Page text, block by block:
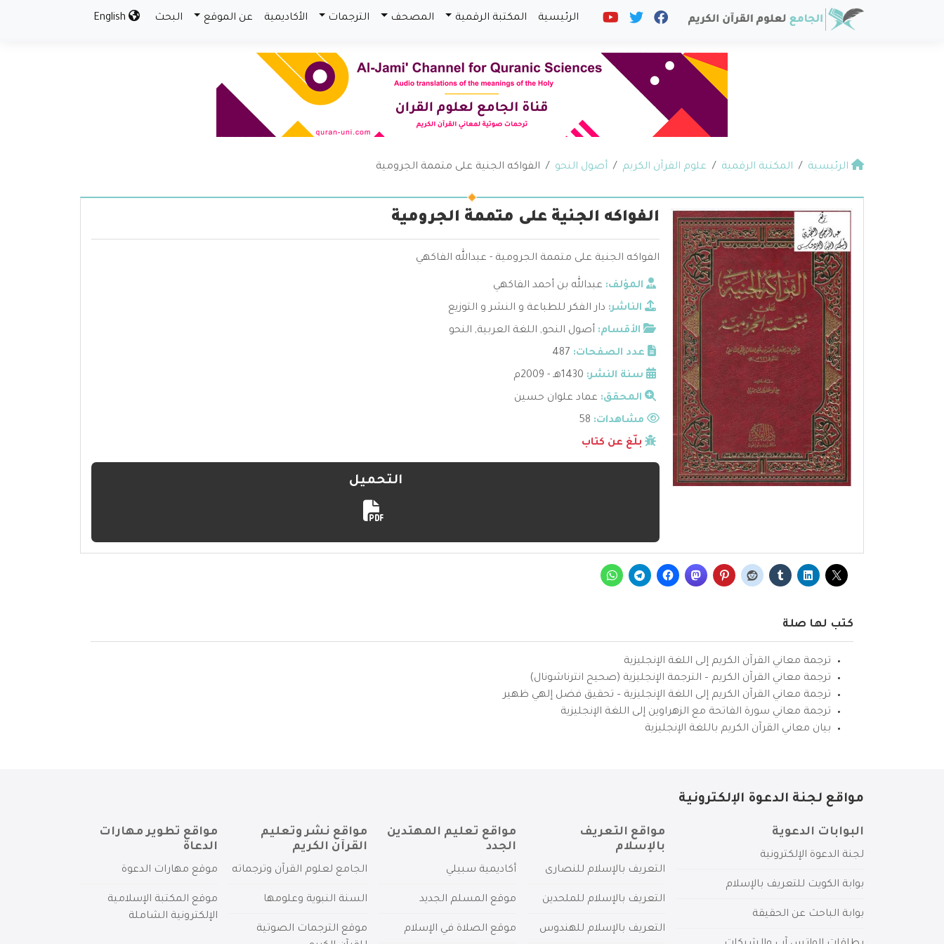
الرئيسية المكتبة الرقمية المصحف الترجمات الأكاديمية عن الموقع البحث
الرئيسية المكتبة الرقمية علوم القرآن الكريم أصول النحو الفواكه الجنية على متممة الجرومية
الفواكه الجنية على متممة الجرومية
الفواكه الجنية على متممة الجرومية - عبدالله الفاكهي
المؤلف: عبدالله بن أحمد الفاكهي
الناشر: دار الفكر للطباعة و النشر و التوزيع
الأقسام: أصول النحو, اللغة العربية, النحو
عدد الصفحات: 487
سنة النشر: 1430هـ - 2009م
المحقق: عماد علوان حسين
مشاهدات:
بلّغ عن كتاب
التحميل
كتب لها صلة
ترجمة معاني القرآن الكريم إلى اللغة الإنجليزية
ترجمة معاني القرآن الكريم – الترجمة الإنجليزية (صحيح انترناشونال)
ترجمة معاني القرآن الكريم إلى اللغة الإنجليزية – تحقيق فضل إلهي ظهير
ترجمة معاني سورة الفاتحة مع الزهراوين إلى اللغة الإنجليزية
بيان معاني القرآن الكريم باللغة الإنجليزية
مواقع لجنة الدعوة الإلكترونية
البوابات الدعوية
لجنة الدعوة الإلكترونية
بوابة الكويت للتعريف بالإسلام
بوابة الباحث عن الحقيقة
مواقع التعريف
بالإسلام
التعريف بالإسلام للنصارى
التعريف بالإسلام للملحدين
التعريف بالإسلام للهندوس
مواقع تعليم المهتدين
الجدد
أكاديمية سبيلي
موقع المسلم الجديد
موقع الصلاة في الإسلام
مواقع نشر وتعليم
القرآن الكريم
الجامع لعلوم القرآن وترجماته
السنة النبوية وعلومها
موقع الترجمات الصوتية
مواقع تطوير مهارات
الدعاة
موقع مهارات الدعوة
موقع المكتبة الإسلامية
الإلكترونية الشاملة